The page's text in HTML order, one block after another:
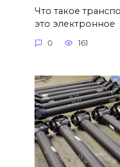
Что такое
это электронное
0 161